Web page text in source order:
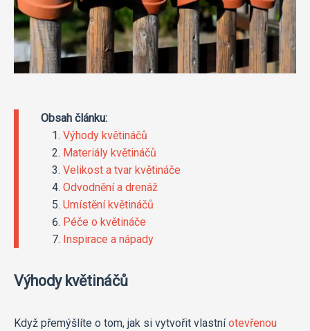
Obsah článku:
Výhody květináčů
Materiály květináčů
Velikost a tvar květináče
Odvodnění a drenáž
Umístění květináčů
Péče o květináče
Inspirace a nápady
Výhody květináčů
Když přemýšlíte o tom, jak si vytvořit vlastníotevřenou